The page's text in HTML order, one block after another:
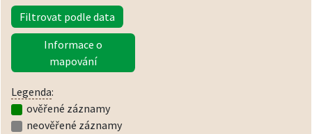
Filtrovat podle data
Informace o
mapování
Legenda:
ověřené záznamy
neověřené záznamy